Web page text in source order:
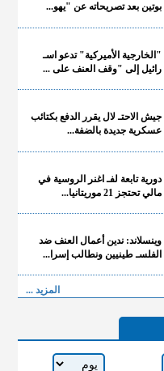
بوتين بعد تصريحاته عن "يهو...
"الخارجية الأميركية" تدعو اسـ
رائيل إلى "وقف العنف على ...
جيش الاحتـ لال يقرر الدفع بكتائب
عسكرية جديدة بالضفة...
دورية تابعة لفـ اغنر الروسية في
مالي تحتجز 21 موريتانيا...
وينسلاند: ندين أعمال العنف ضد
الفلسـ طينيين ونطالب إسرا...
المزيد ...